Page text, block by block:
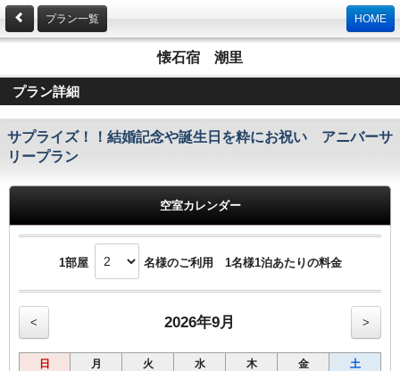
プラン一覧 HOME
懐石宿 潮里
プラン詳細
サプライズ！！結婚記念や誕生日を粋にお祝い アニバーサ
リープラン
空室カレンダー
1部屋 名様のご利用 1名様1泊あたりの料金
< 2026年9月 >
日 月 火 水 木 金 土